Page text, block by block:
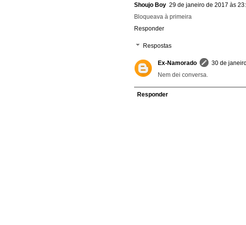
Shoujo Boy 29 de janeiro de 2017 às
Bloqueava à primeira
Responder
Respostas
Ex-Namorado
30 de
Nem dei conversa.
Responder